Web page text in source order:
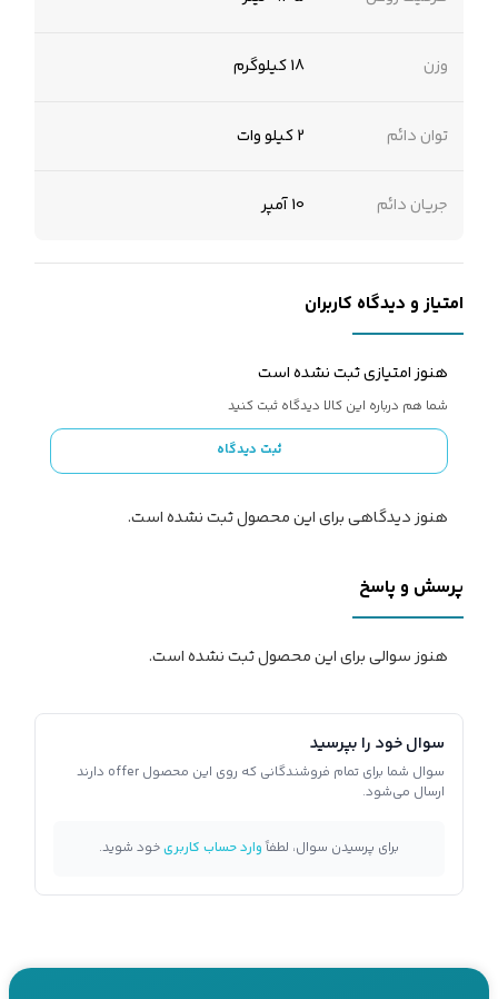
وزن 18 کیلوگرم
توان دائم 2 کیلو وات
جریان دائم 10 آمپر
امتیاز و دیدگاه کاربران
هنوز امتیازی ثبت نشده است
شما هم درباره این کالا دیدگاه ثبت کنید
ثبت دیدگاه
هنوز دیدگاهی برای این محصول ثبت نشده است.
پرسش و پاسخ
هنوز سوالی برای این محصول ثبت نشده است.
سوال خود را بپرسید
سوال شما برای تمام فروشندگانی که روی این محصول offer دارند
ارسال می‌شود.
برای پرسیدن سوال، لطفاًوارد حساب کاربریخود شوید.